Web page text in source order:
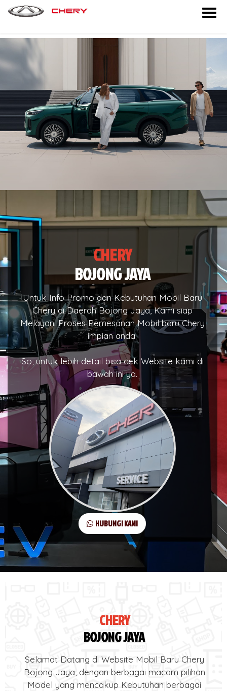
CHERY
BOJONG JAYA
Untuk Info Promo dan Kebutuhan Mobil Baru
Chery di Daerah Bojong Jaya, Kami siap
Melayani Proses Pemesanan Mobil baru Chery
impian anda.
So, untuk lebih detail bisa cek Website kami di
bawah ini ya.
HUBUNGI KAMI
CHERY
BOJONG JAYA
Selamat Datang di Website Mobil Baru Chery
Bojong Jaya, dengan berbagai macam pilihan
Model yang mencakup Kebutuhan berbagai